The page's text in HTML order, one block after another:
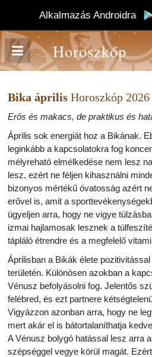
Alkalmazás Androidra
Horoszkóp
Bika április Horoszkóp 2026
Erős és makacs, de praktikus és
Április sok energiát hoz a Bikának.
leginkább a kapcsolatokra fog
mélyreható elmélkedése nem lesz
lesz, ezért ne féljen kihasználni
bizonyos mértékű óvatosság azért
erővel is, amit a
ügyeljen arra, hogy ne vigye
izmai hajlamosak lesznek a
tápláló étrendre és a megfelelő
Áprilisban a Bikák élete
területén. Különösen azokban a
Vénusz befolyásolni fog. Jelentős
felébred, és ezt partnere
Vigyázzon azonban arra, hogy ne
mert akár el is bátortalaníthatja
A Vénusz bolygó hatással lesz arra
szépséggel vegye körül magát.